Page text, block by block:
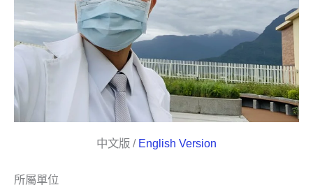
中文版 / English Version
所屬單位